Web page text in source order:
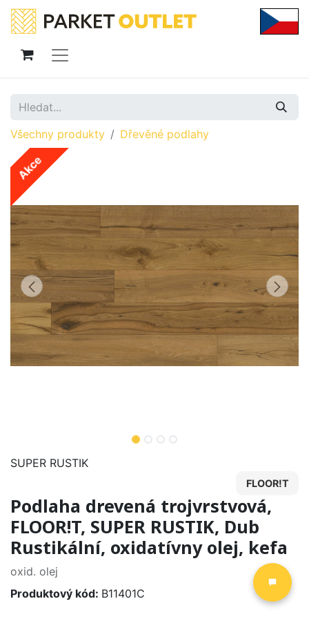
Všechny produkty Dřevěné podlahy
Akce
SUPER RUSTIK
FLOOR!T
Podlaha drevená trojvrstvová,
FLOOR!T, SUPER RUSTIK, Dub
Rustikální, oxidatívny olej, kefa
oxid. olej
Produktový kód: B11401C